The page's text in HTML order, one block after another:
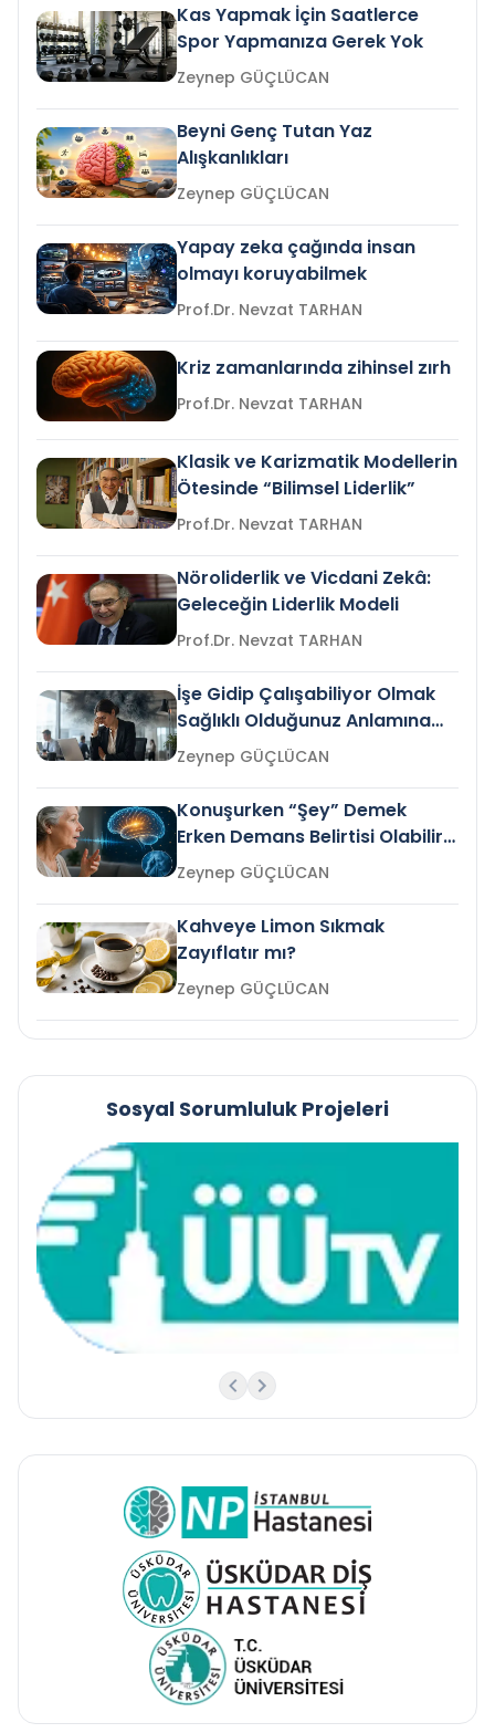
Kas Yapmak İçin Saatlerce
Spor Yapmanıza Gerek Yok
Zeynep GÜÇLÜCAN
Beyni Genç Tutan Yaz
Alışkanlıkları
Zeynep GÜÇLÜCAN
Yapay zeka çağında insan
olmayı koruyabilmek
Prof.Dr. Nevzat TARHAN
Kriz zamanlarında zihinsel zırh
Prof.Dr. Nevzat TARHAN
Klasik ve Karizmatik Modellerin
Ötesinde “Bilimsel Liderlik”
Prof.Dr. Nevzat TARHAN
Nöroliderlik ve Vicdani Zekâ:
Geleceğin Liderlik Modeli
Prof.Dr. Nevzat TARHAN
İşe Gidip Çalışabiliyor Olmak
Sağlıklı Olduğunuz Anlamına
Gelir mi?Zeynep GÜÇLÜCAN
Konuşurken “Şey” Demek
Erken Demans Belirtisi Olabilir
mi?
Zeynep GÜÇLÜCAN
Kahveye Limon Sıkmak
Zayıflatır mı?
Zeynep GÜÇLÜCAN
Sosyal Sorumluluk Projeleri